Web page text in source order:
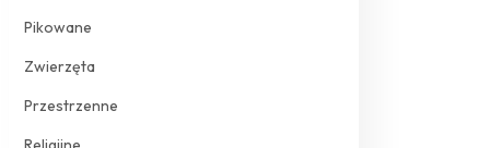
Pikowane
Zwierzęta
Przestrzenne